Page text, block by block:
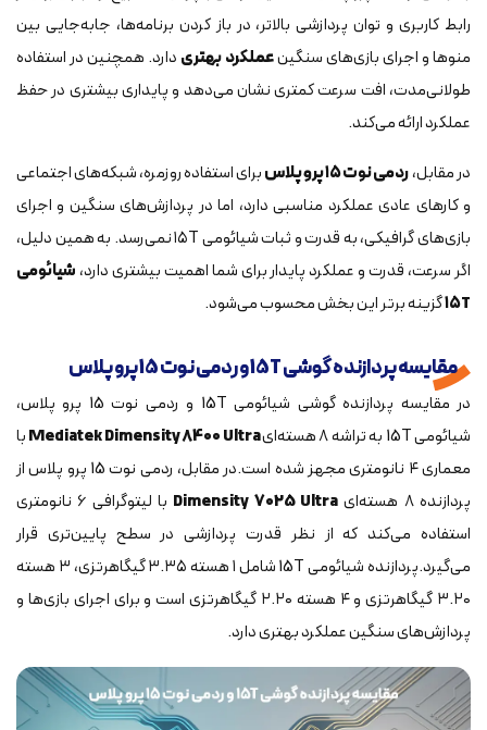
رابط کاربری و توان پردازشی بالاتر، در باز کردن برنامه‌ها، جابه‌جایی بین
منوها و اجرای بازی‌های سنگینعملکرد بهتری دارد. همچنین در استفاده
طولانی‌مدت، افت سرعت کمتری نشان می‌دهد و پایداری بیشتری در حفظ
عملکرد ارائه می‌کند.
در مقابل،ردمی نوت ۱۵ پرو پلاس
برای استفاده روزمره، شبکه‌های اجتماعی
و کارهای عادی عملکرد مناسبی دارد، اما در پردازش‌های سنگین و اجرای
بازی‌های گرافیکی، به قدرت و ثبات شیائومی ۱۵T نمی‌رسد. به همین دلیل،
اگر سرعت، قدرت و عملکرد پایدار برای شما اهمیت بیشتری دارد،شیائومی
۱۵Tگزینه برتر این بخش محسوب می‌شود.
مقایسه پردازنده گوشی 15T و ردمی نوت 15 پرو پلاس
در مقایسه پردازنده گوشی شیائومی 15T و ردمی نوت 15 پرو پلاس،
شیائومی 15T به تراشه ۸ هسته‌ای
Mediatek Dimensity 8400 Ultra
با
معماری ۴ نانومتری مجهز شده است.در مقابل، ردمی نوت 15 پرو پلاس از
پردازنده ۸ هسته‌ای
Dimensity 7025 Ultra
با لیتوگرافی ۶ نانومتری
استفاده می‌کند که از نظر قدرت پردازشی در سطح پایین‌تری قرار
می‌گیرد.پردازنده شیائومی 15T شامل ۱ هسته ۳.۳۵ گیگاهرتزی، ۳ هسته
۳.۲۰ گیگاهرتزی و ۴ هسته ۲.۲۰ گیگاهرتزی است و برای اجرای بازی‌ها و
پردازش‌های سنگین عملکرد بهتری دارد.